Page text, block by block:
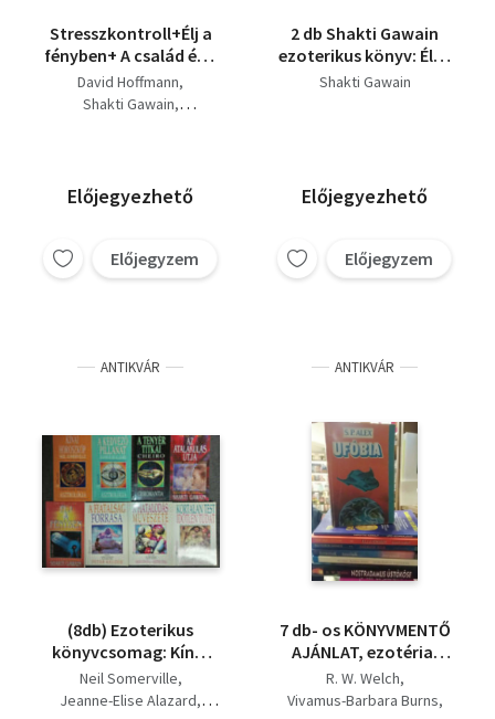
Stresszkontroll+Élj a
fényben+ A család és a
csillagok+Reinkarnáció
(4 kötet)
David Hoffmann
Shakti Gawain
Előjegyezhető
Előjegyzem
2 db Shakti Gawain
ezoterikus könyv: Élj a
fényben – Út igazi
alkotó vizualizáció
csodája
Shakti Gawain
Előjegyezhető
Előjegyzem
ANTIKVÁR
(8db) Ezoterikus
könyvcsomag: Kínai
horoszkóp - a patkány
éve / A kedvező
Neil Somerville
Jeanne-Elise Alazard
ANTIKVÁR
7 db- os KÖNYVMENTŐ
AJÁNLAT, ezotéria:
Nostradamus
üstököse+ Spirituális
R. W. Welch
Vivamus-Barbara Burns